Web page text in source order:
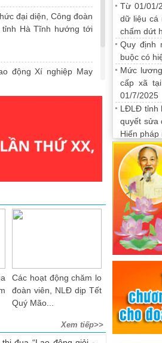
đoàn Lao động tỉnh Hà Tĩnh phối hợp với
tổ chức lớp tập huấn nâng cao nhận
vệ sinh lao động cho đội ngũ cán bộ
đại diện, Công đoàn
Hà Tĩnh hướng tới
động Xí nghiệp May
tuyên truyền
Công ty TAAD
Đồng chí NGô
Vân - PCT LĐLĐ
và lãnh đạo Sở...
Xem tiếp>>
Từ 01/01/
dữ liệu cá
chấm dứt
Quy định
buộc có
Mức
cấp xã
01/7/2025
LĐLĐ tỉnh
quyết sửa
Hiến pháp